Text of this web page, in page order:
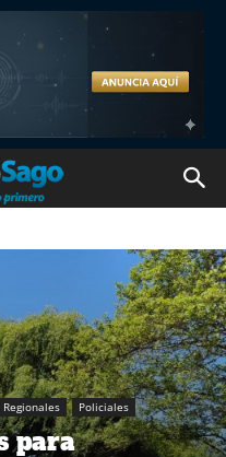
Policiales
para